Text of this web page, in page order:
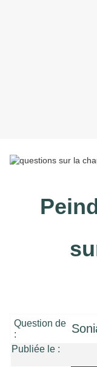
Question de
:
Publiée le :